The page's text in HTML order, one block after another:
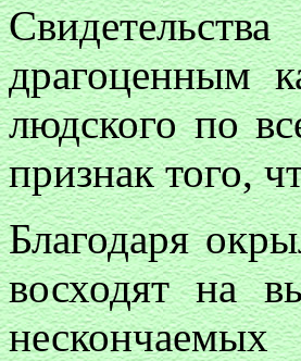
драгоценным
людского по
признак того,
Благодаря
восходят на